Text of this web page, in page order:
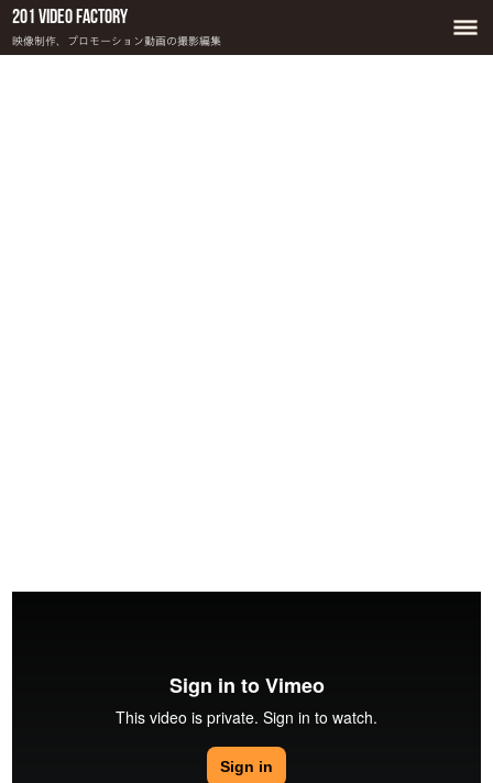
201 Video Factory
映像制作、プロモーション動画の撮影編集